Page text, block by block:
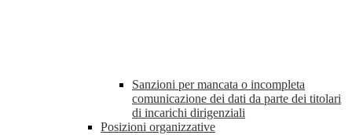
Sanzioni per mancata o incompleta
comunicazione dei dati da parte dei titolari
di incarichi dirigenziali
Posizioni organizzative